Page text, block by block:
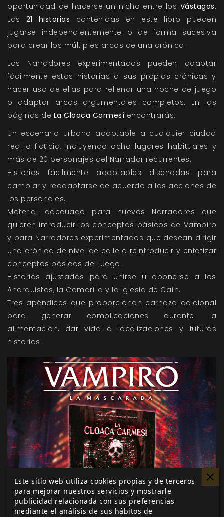
oportunidad de hacerse un nicho entre los Vástagos.
Las 21 historias contenidas en este libro pueden
jugarse independientemente o de forma sucesiva
para crear los múltiples arcos de una crónica.
Los Narradores experimentados pueden adaptar
fácilmente estas historias a sus propias crónicas y
hacer uso de ellas para rellenar una noche de juego
o adaptar arcos argumentales completos. En las
páginas de La Cloaca Carmesí encontrarás:
Un escenario urbano adaptable a cualquier ciudad
real o ficticia, incluyendo ocho lugares habituales y
más de 20 personajes del Narrador recurrentes.
Historias fácilmente adaptables diseñadas para
cambiar y readaptarse de acuerdo a las acciones de
los personajes.
Material adecuado para nuevos Narradores que
quieren introducir los conceptos básicos de Vampiro
y para Narradores experimentados que desean dirigir
una crónica de nivel de calle o reintroducir y enfatizar
conceptos básicos del juego.
Historias ajustadas para unirse u oponerse a los
Anarquistas, la Camarilla y la Iglesia de Caín.
Tres apéndices que proporcionan carnaza adicional
para generar complicaciones durante la
alimentación, dar vida a localizaciones y futuras
historias.
Este sitio web utiliza cookies propias y de terceros
para mejorar nuestros servicios y mostrarle
publicidad relacionada con sus preferencias
mediante el análisis de sus hábitos de